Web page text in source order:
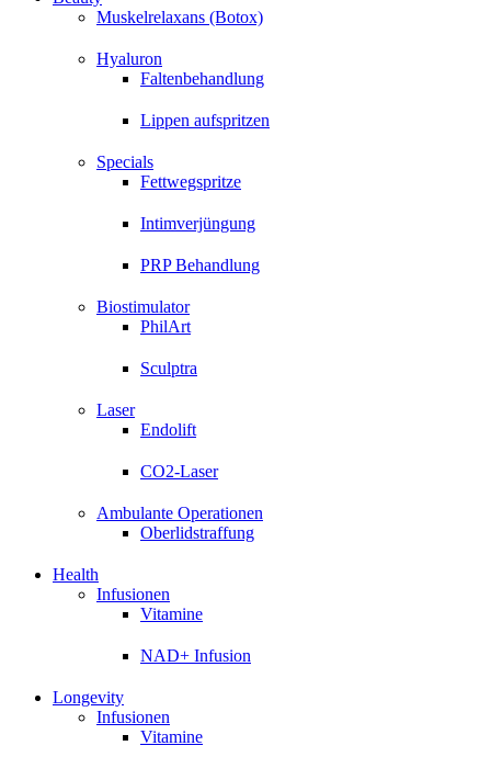
Muskelrelaxans (Botox)
Hyaluron
Faltenbehandlung
Lippen aufspritzen
Specials
Fettwegspritze
Intimverjüngung
PRP Behandlung
Biostimulator
PhilArt
Sculptra
Laser
Endolift
CO2-Laser
Ambulante Operationen
Oberlidstraffung
Health
Infusionen
Vitamine
NAD+ Infusion
Longevity
Infusionen
Vitamine